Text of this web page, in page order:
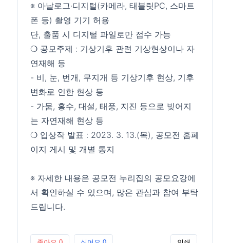
※ 아날로그·디지털(카메라, 태블릿PC, 스마트
폰 등) 촬영 기기 허용
단, 출품 시 디지털 파일로만 접수 가능
❍ 공모주제 : 기상기후 관련 기상현상이나 자
연재해 등
- 비, 눈, 번개, 무지개 등 기상기후 현상, 기후
변화로 인한 현상 등
- 가뭄, 홍수, 대설, 태풍, 지진 등으로 빚어지
는 자연재해 현상 등
❍ 입상작 발표 : 2023. 3. 13.(목), 공모전 홈페
이지 게시 및 개별 통지
※ 자세한 내용은 공모전 누리집의 공모요강에
서 확인하실 수 있으며, 많은 관심과 참여 부탁
드립니다.